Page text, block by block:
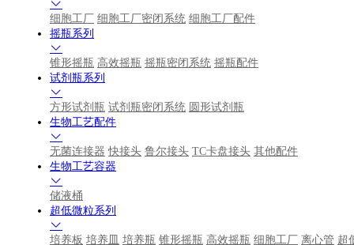
细胞工厂 细胞工厂密闭系统 细胞工厂配件
摇瓶系列
锥形摇瓶 高效摇瓶 摇瓶密闭系统 摇瓶配件
试剂瓶系列
方形试剂瓶 试剂瓶密闭系统 圆形试剂瓶
生物工艺配件
无菌连接器 快接头 鲁尔接头 TC卡盘接头 其他配件
生物工艺容器
储液桶
超低微粒系列
培养板 培养皿 培养瓶 锥形摇瓶 高效摇瓶 细胞工厂 离心管 超